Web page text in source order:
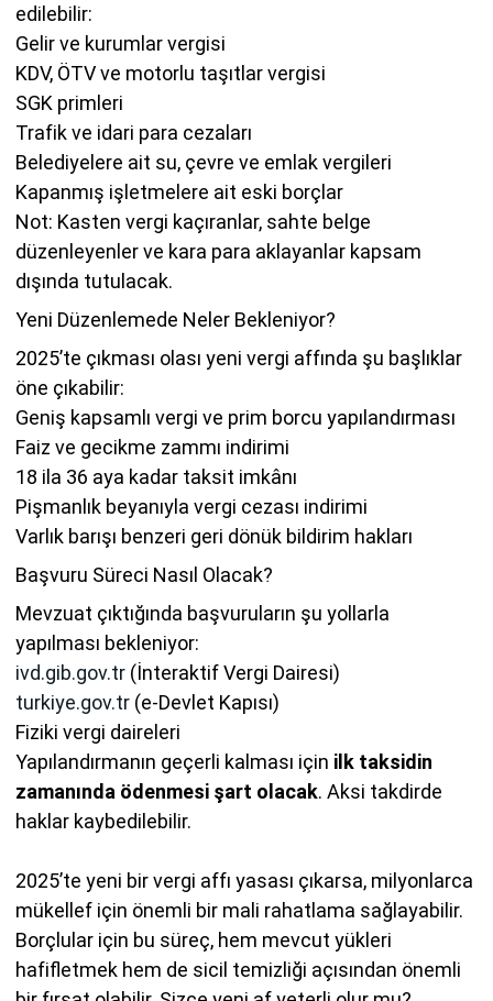
edilebilir:
Gelir ve kurumlar vergisi
KDV, ÖTV ve motorlu taşıtlar vergisi
SGK primleri
Trafik ve idari para cezaları
Belediyelere ait su, çevre ve emlak vergileri
Kapanmış işletmelere ait eski borçlar
Not: Kasten vergi kaçıranlar, sahte belge
düzenleyenler ve kara para aklayanlar kapsam
dışında tutulacak.
Yeni Düzenlemede Neler Bekleniyor?
2025’te çıkması olası yeni vergi affında şu başlıklar
öne çıkabilir:
Geniş kapsamlı vergi ve prim borcu yapılandırması
Faiz ve gecikme zammı indirimi
18 ila 36 aya kadar taksit imkânı
Pişmanlık beyanıyla vergi cezası indirimi
Varlık barışı benzeri geri dönük bildirim hakları
Başvuru Süreci Nasıl Olacak?
Mevzuat çıktığında başvuruların şu yollarla
yapılması bekleniyor:
ivd.gib.gov.tr (İnteraktif Vergi Dairesi)
turkiye.gov.tr (e-Devlet Kapısı)
Fiziki vergi daireleri
Yapılandırmanın geçerli kalması için ilk taksidin
zamanında ödenmesi şart olacak. Aksi takdirde
haklar kaybedilebilir.
2025’te yeni bir vergi affı yasası çıkarsa, milyonlarca
mükellef için önemli bir mali rahatlama sağlayabilir.
Borçlular için bu süreç, hem mevcut yükleri
hafifletmek hem de sicil temizliği açısından önemli